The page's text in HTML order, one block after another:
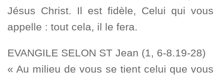
Jésus Christ. Il est fidèle, Celui qui vous
appelle : tout cela, il le fera.
EVANGILE SELON ST Jean (1, 6-8.19-28)
« Au milieu de vous se tient celui que vous